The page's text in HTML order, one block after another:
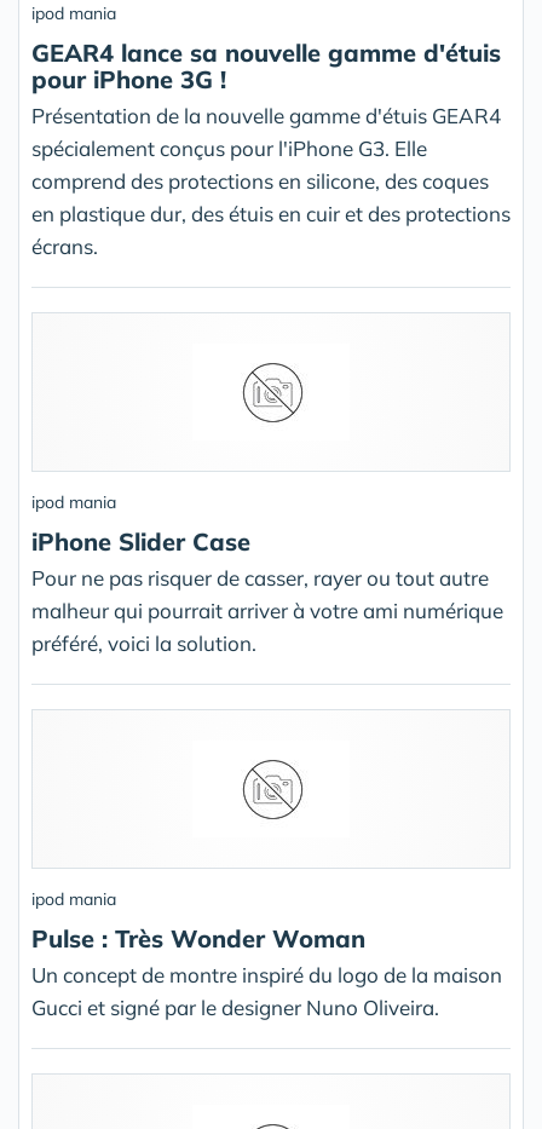
ipod mania
GEAR4 lance sa nouvelle gamme d'étuis
pour iPhone 3G !
Présentation de la nouvelle gamme d'étuis GEAR4
spécialement conçus pour l'iPhone G3. Elle
comprend des protections en silicone, des coques
en plastique dur, des étuis en cuir et des protections
écrans.
ipod mania
iPhone Slider Case
Pour ne pas risquer de casser, rayer ou tout autre
malheur qui pourrait arriver à votre ami numérique
préféré, voici la solution.
ipod mania
Pulse : Très Wonder Woman
Un concept de montre inspiré du logo de la maison
Gucci et signé par le designer Nuno Oliveira.